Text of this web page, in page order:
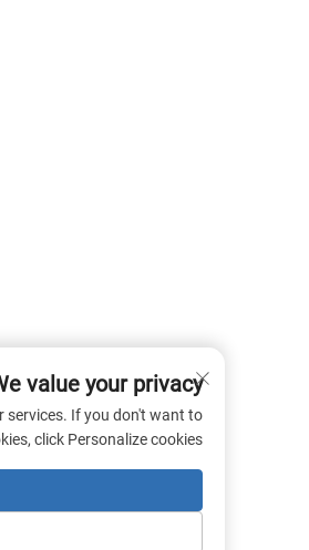
We value your privacy
provide our services. If you don't want to
all cookies, click Personalize cookies.
cookies